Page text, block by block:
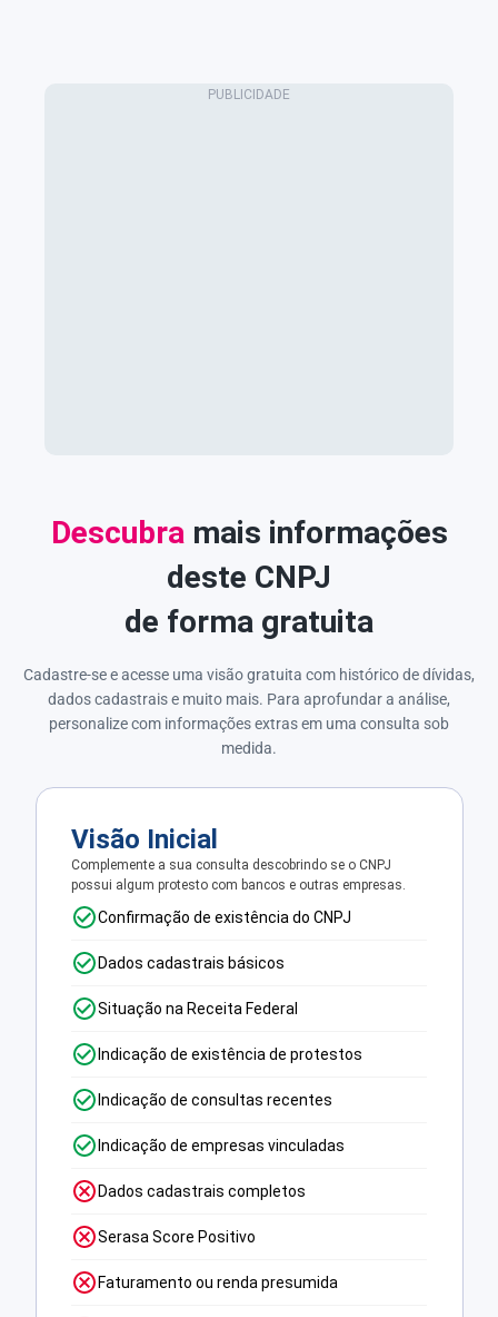
Descubramais informações
deste CNPJ
de forma gratuita
Cadastre-se e acesse uma visão gratuita com histórico de dívidas,
dados cadastrais e muito mais. Para aprofundar a análise,
personalize com informações extras em uma consulta sob
medida.
Visão Inicial
Complemente a sua consulta descobrindo se o CNPJ
possui algum protesto com bancos e outras empresas.
Confirmação de existência do CNPJ
Dados cadastrais básicos
Situação na Receita Federal
Indicação de existência de protestos
Indicação de consultas recentes
Indicação de empresas vinculadas
Dados cadastrais completos
Serasa Score Positivo
Faturamento ou renda presumida